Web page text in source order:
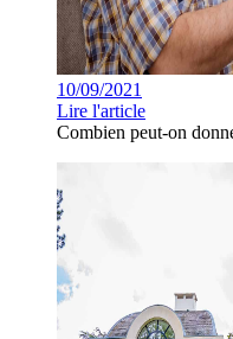
10/09/2021
Lire l'article
Combien peut-on